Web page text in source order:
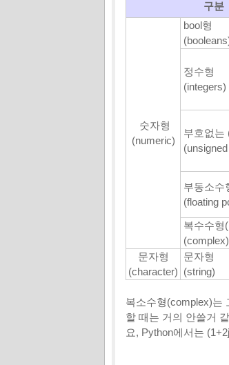
구분
숫자형
(numeric)
bool형
정수형
(integers)
부호없는
부동소수
(floating
복수수형
(complex)
문자형
(character)
문자형
(string)
복소수형(complex)는
할 때는 거의 안쓸거
요, Python에서는